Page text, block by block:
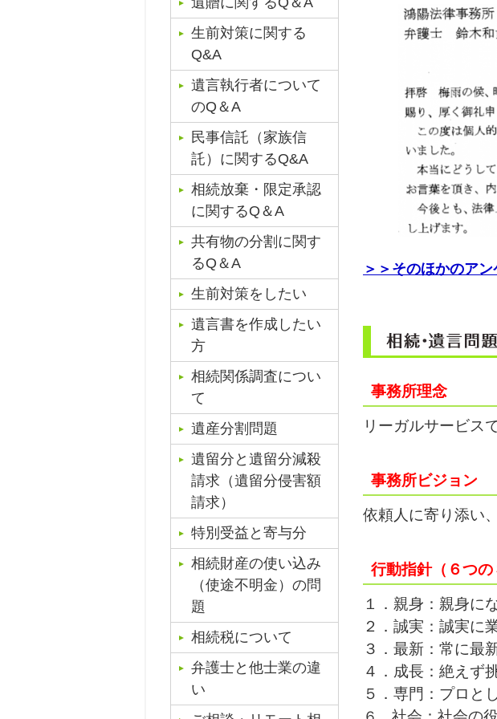
＞＞そのほかのア
事務所理念
リーガルサービス
事務所ビジョン
依頼人に寄り添い
行動指針（６つの
１．親身：親身に
２．誠実：誠実に
３．最新：常に最
４．成長：絶えず
５．専門：プロと
生前対策に関する
Q&A
遺言執行者について
のQ＆A
民事信託（家族信
託）に関するQ&A
相続放棄・限定承認
に関するQ＆A
共有物の分割に関す
るQ＆A
生前対策をしたい
遺言書を作成したい
方
相続関係調査につい
て
遺産分割問題
遺留分と遺留分減殺
請求（遺留分侵害額
請求）
特別受益と寄与分
相続財産の使い込み
（使途不明金）の問
題
相続税について
弁護士と他士業の違
い